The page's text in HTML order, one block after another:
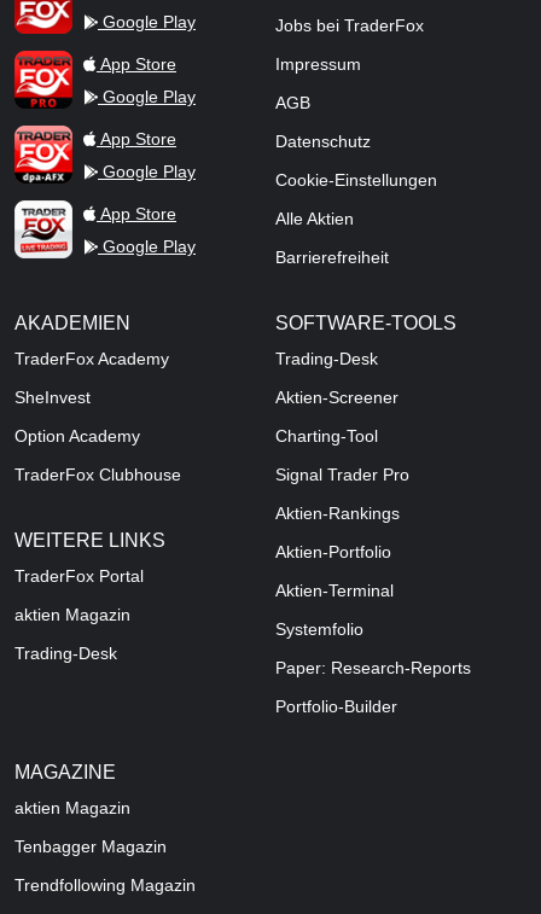
Google Play
TraderFox ProApp Store
Google Play
TraderFox dpa-AFX ProFeed
App Store
Google Play
TraderFox Live Trading
App Store
Google Play
Jobs bei TraderFox
Impressum
AGB
Datenschutz
Cookie-Einstellungen
Alle Aktien
Barrierefreiheit
AKADEMIEN
TraderFox Academy
SheInvest
Option Academy
TraderFox Clubhouse
WEITERE LINKS
TraderFox Portal
aktien Magazin
Trading-Desk
SOFTWARE-TOOLS
Trading-Desk
Aktien-Screener
Charting-Tool
Signal Trader Pro
Aktien-Rankings
Aktien-Portfolio
Aktien-Terminal
Systemfolio
Paper: Research-Reports
Portfolio-Builder
MAGAZINE
aktien Magazin
Tenbagger Magazin
Trendfollowing Magazin